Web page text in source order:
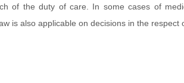
of the duty of care. In some cases of
is also applicable on decisions in the respect